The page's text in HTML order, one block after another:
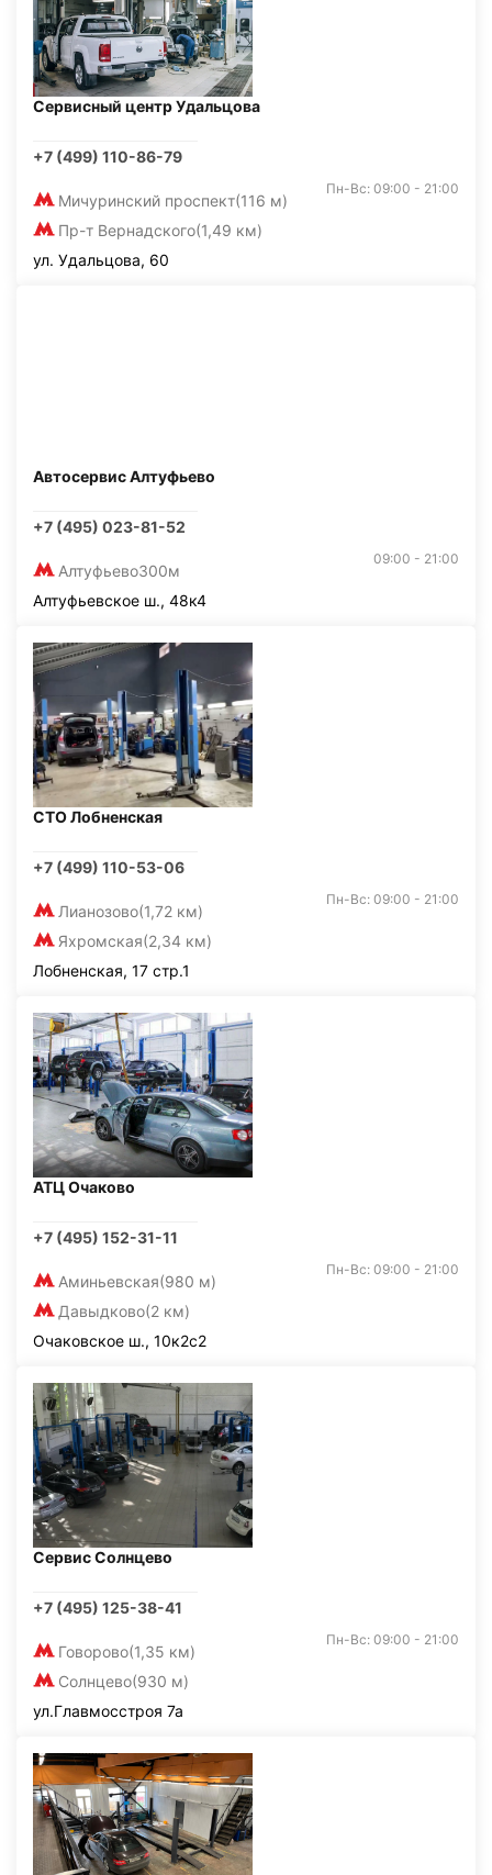
Сервисный центр Удальцова
+7 (499) 110-86-79
Мичуринский проспект(116 м)
Пр-т Вернадского(1,49 км)
Пн-Вс: 09:00 - 21:00
ул. Удальцова, 60
Автосервис Алтуфьево
+7 (495) 023-81-52
Алтуфьево300м
09:00 - 21:00
Алтуфьевское ш., 48к4
СТО Лобненская
+7 (499) 110-53-06
Лианозово(1,72 км)
Яхромская(2,34 км)
Пн-Вс: 09:00 - 21:00
Лобненская, 17 стр.1
АТЦ Очаково
+7 (495) 152-31-11
Аминьевская(980 м)
Давыдково(2 км)
Пн-Вс: 09:00 - 21:00
Очаковское ш., 10к2с2
Сервис Солнцево
+7 (495) 125-38-41
Говорово(1,35 км)
Солнцево(930 м)
Пн-Вс: 09:00 - 21:00
ул.Главмосстроя 7а